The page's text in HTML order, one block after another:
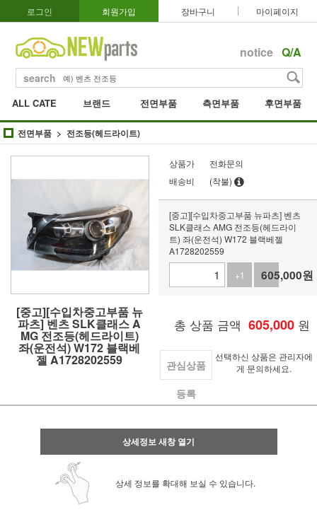
로그인 회원가입 장바구니 마이페이지
notice Q/A
search
ALL CATE 브랜드 전면부품 측면부품 후면부품
전면부품 전조등(헤드라이트)
[중고][수입차중고부품 뉴
파츠] 벤츠 SLK클래스 A
MG 전조등(헤드라이트)
좌(운전석) W172 블랙베
젤 A1728202559
상품가
전화문의
배송비
(착불)
[중고][수입차중고부품 뉴파츠] 벤츠
SLK클래스 AMG 전조등(헤드라이
트) 좌(운전석) W172 블랙베젤
A1728202559
+1
-1
605,000원
총 상품 금액 605,000 원
관심상품
등록
선택하신 상품은 관리자에
게 문의하세요.
상세정보 새창 열기
상세 정보를 확대해 보실 수 있습니다.